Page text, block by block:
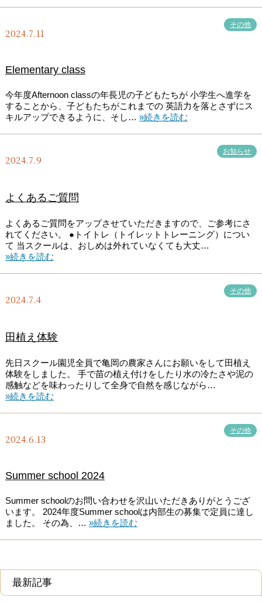
2024.7.11
その他
Elementary class
今年度Afternoon classの年長児の子どもたちが 小学生へ進学を
することから、子どもたちがこれまでの 英語力を落とさずにス
キルアップできるように、そし… »続きを読む
2024.7.9
お知らせ
よくあるご質問
よくあるご質問をアップさせていただきますので、ご参考にさ
れてください。 ●トイトレ（トイレットトレーニング）につい
て 当スクールは、おしめは外れていなくても大丈…
»続きを読む
2024.7.4
その他
田植え体験
先日スクール園児全員で亀岡の農家さんにお願いをして田植え
体験をしました。 手で苗の植え付けをしたり水の冷たさや泥の
感触などを味わったりして全身で自然を感じながら…
»続きを読む
2024.6.13
その他
Summer school 2024
Summer schoolのお問い合わせを沢山いただきありがとうござ
います。 2024年度Summer schoolは内部生の募集で定員に達し
ました。 その為、… »続きを読む
最新記事